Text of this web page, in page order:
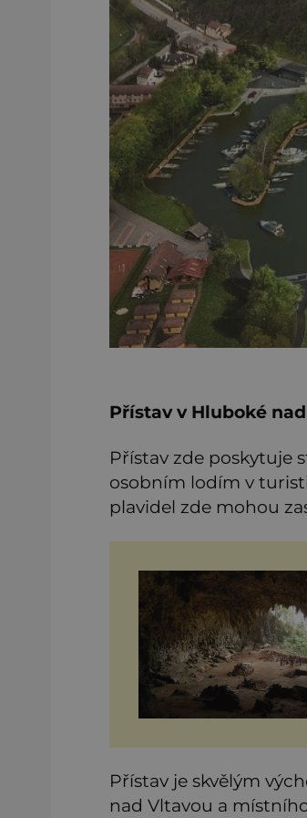
Přístav v Hluboké
Přístav zde poskytuje
osobním lodím v
plavidel zde mohou
Přístav je skvělým
nad Vltavou a